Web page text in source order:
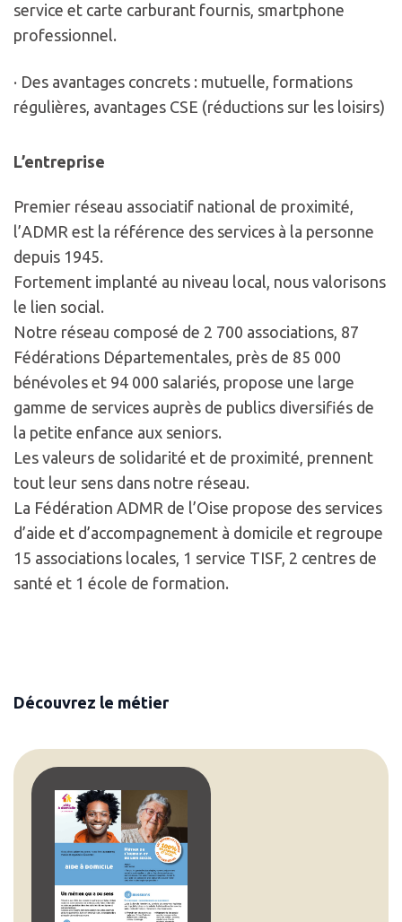
service et carte carburant fournis, smartphone
professionnel.
· Des avantages concrets : mutuelle, formations
régulières, avantages CSE (réductions sur les loisirs)
L’entreprise
Premier réseau associatif national de proximité,
l’ADMR est la référence des services à la personne
depuis 1945.
Fortement implanté au niveau local, nous valorisons
le lien social.
Notre réseau composé de 2 700 associations, 87
Fédérations Départementales, près de 85 000
bénévoles et 94 000 salariés, propose une large
gamme de services auprès de publics diversifiés de
la petite enfance aux seniors.
Les valeurs de solidarité et de proximité, prennent
tout leur sens dans notre réseau.
La Fédération ADMR de l’Oise propose des services
d’aide et d’accompagnement à domicile et regroupe
15 associations locales, 1 service TISF, 2 centres de
santé et 1 école de formation.
Découvrez le métier